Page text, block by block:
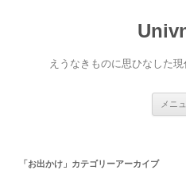
えうなきものに思ひなした現
メニ
「お出かけ 」カテゴリーアーカイブ